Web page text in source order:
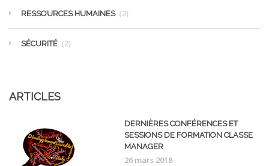
RESSOURCES HUMAINES (2)
SÉCURITÉ (2)
ARTICLES
DERNIÈRES CONFÉRENCES ET
SESSIONS DE FORMATION CLASSE
MANAGER
26 mars 2018